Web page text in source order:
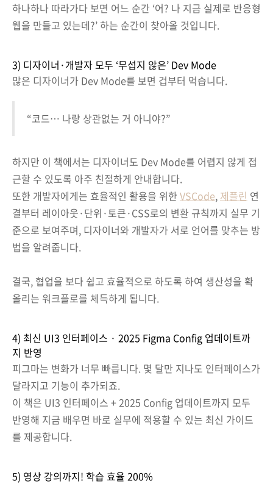
하나하나 따라가다 보면 어느 순간 ‘어? 나 지금 실제로 반응형
웹을 만들고 있는데?’ 하는 순간이 찾아올 것입니다.
3) 디자이너·개발자 모두 ‘무섭지 않은’ Dev Mode
많은 디자이너가 Dev Mode를 보면 겁부터 먹습니다.
“코드… 나랑 상관없는 거 아니야?”
하지만 이 책에서는 디자이너도 Dev Mode를 어렵지 않게 접
근할 수 있도록 아주 친절하게 안내합니다.
또한 개발자에게는 효율적인 활용을 위한 VSCode, 제플린 연
결부터 레이아웃·단위·토큰·CSS로의 변환 규칙까지 실무 기
준으로 보여주며, 디자이너와 개발자가 서로 언어를 맞추는 방
법을 알려줍니다.
결국, 협업을 보다 쉽고 효율적으로 하도록 하여 생산성을 확
올리는 워크플로를 체득하게 됩니다.
4) 최신 UI3 인터페이스 · 2025 Figma Config 업데이트까
지 반영
피그마는 변화가 너무 빠릅니다. 몇 달만 지나도 인터페이스가
달라지고 기능이 추가되죠.
이 책은 UI3 인터페이스 + 2025 Config 업데이트까지 모두
반영해 지금 배우면 바로 실무에 적용할 수 있는 최신 가이드
를 제공합니다.
5) 영상 강의까지! 학습 효율 200%